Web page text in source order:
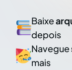
Baixe
depois
Navegue
mais